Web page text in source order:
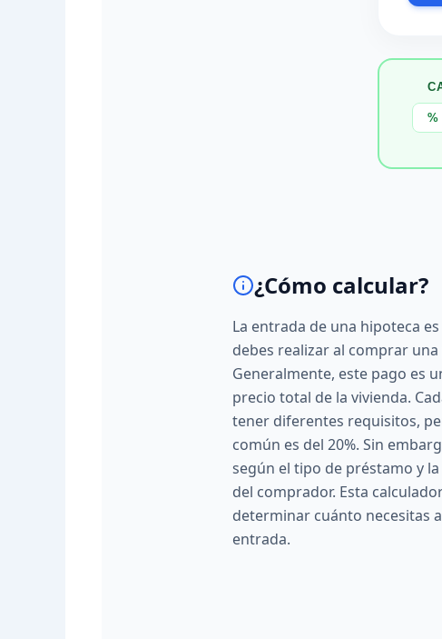
%
¿Cómo calcular?
La entrada de una hipoteca
debes realizar al comprar
Generalmente, este pago es
precio total de la vivienda.
tener diferentes requisitos,
común es del 20%. Sin
según el tipo de préstamo y
del comprador. Esta
determinar cuánto necesitas
entrada.